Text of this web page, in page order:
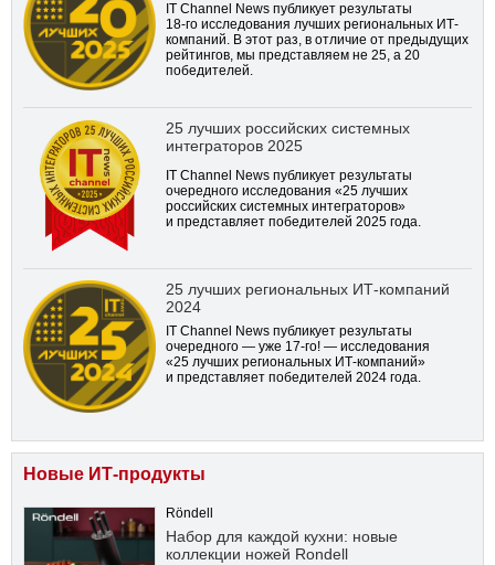
IT Channel News публикует результаты
18-го исследования лучших региональных ИТ-
компаний. В этот раз, в отличие от предыдущих
рейтингов, мы представляем не 25, а 20
победителей.
25 лучших российских системных
интеграторов 2025
IT Channel News публикует результаты
очередного исследования «25 лучших
российских системных интеграторов»
и представляет победителей 2025 года.
25 лучших региональных ИТ-компаний
2024
IT Channel News публикует результаты
очередного — уже 17-го! — исследования
«25 лучших региональных ИТ-компаний»
и представляет победителей 2024 года.
Новые ИТ-продукты
Röndell
Набор для каждой кухни: новые
коллекции ножей Rondell